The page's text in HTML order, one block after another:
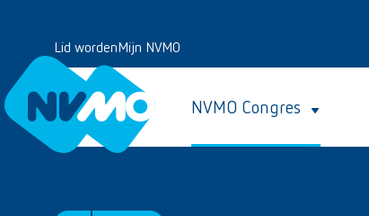
Lid wordenMijn NVMO
NVMO Congres